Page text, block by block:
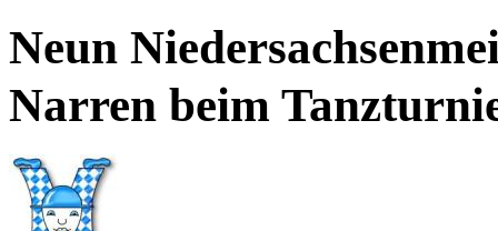
Neun
Narren beim